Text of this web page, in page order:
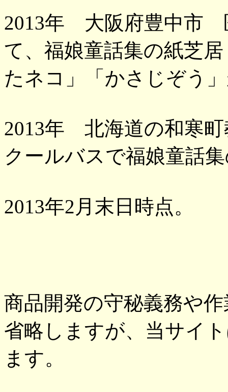
2013年 大阪府豊中市
て、福娘童話集の紙芝
たネコ」「かさじぞう
2013年 北海道の和寒
クールバスで福娘童話
2013年2月末日時点。
商品開発の守秘義務や
省略しますが、当サイ
ます。